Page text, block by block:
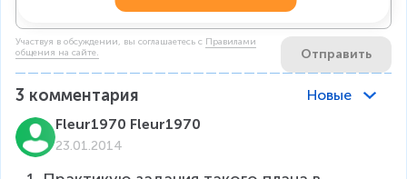
Участвуя в обсуждении, вы соглашаетесь c Правилами
общения на сайте.
Отправить
3 комментария
Новые
Fleur1970 Fleur1970
23.01.2014